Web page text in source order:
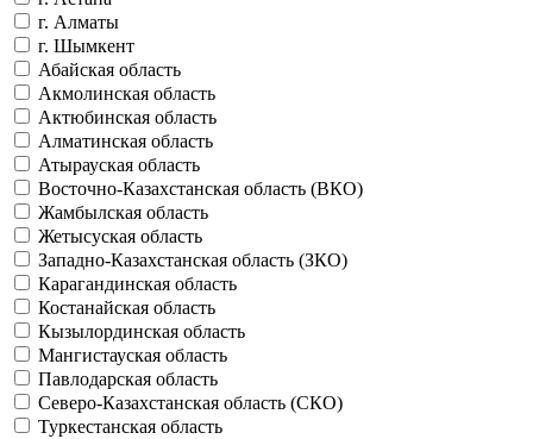
г. Алматы
г. Шымкент
Абайская область
Акмолинская область
Актюбинская область
Алматинская область
Атырауская область
Восточно-Казахстанская область (ВКО)
Жамбылская область
Жетысуская область
Западно-Казахстанская область (ЗКО)
Карагандинская область
Костанайская область
Кызылординская область
Мангистауская область
Павлодарская область
Северо-Казахстанская область (СКО)
Туркестанская область